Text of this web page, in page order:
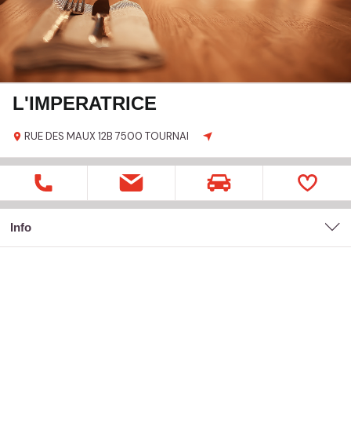
L'IMPERATRICE
RUE DES MAUX 12B 7500 TOURNAI
Info